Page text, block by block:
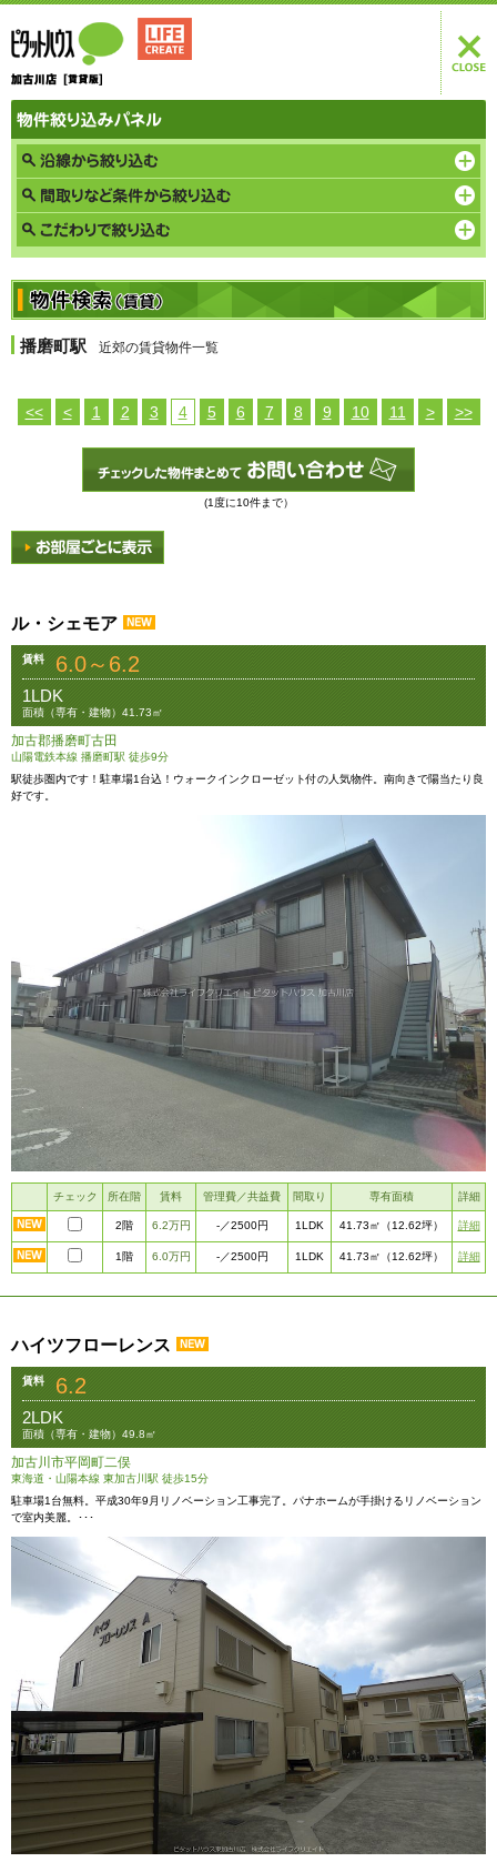
播磨町駅 近郊の賃貸物件一覧
<< < 1 2 3 4 5 6 7 8 9 10 11 > >>
(1度に10件まで）
ル・シェモア
賃料 6.0～6.2
1LDK
面積（専有・建物）41.73㎡
加古郡播磨町古田
山陽電鉄本線 播磨町駅 徒歩9分
駅徒歩圏内です！駐車場1台込！ウォークインクローゼット付の人気物件。南向きで陽当たり良
好です。
チェック 所在階 賃料 管理費／共益費 間取り 専有面積 詳細
2階 6.2万円 -／2500円 1LDK 41.73㎡ （12.62坪） 詳細
1階 6.0万円 -／2500円 1LDK 41.73㎡ （12.62坪） 詳細
ハイツフローレンス
賃料 6.2
2LDK
面積（専有・建物）49.8㎡
加古川市平岡町二俣
東海道・山陽本線 東加古川駅 徒歩15分
駐車場1台無料。平成30年9月リノベーション工事完了。パナホームが手掛けるリノベーション
で室内美麗。･･･